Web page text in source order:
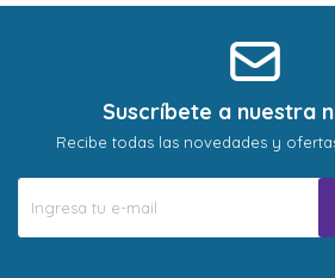
Suscríbete a nuestra
Recibe todas las novedades y